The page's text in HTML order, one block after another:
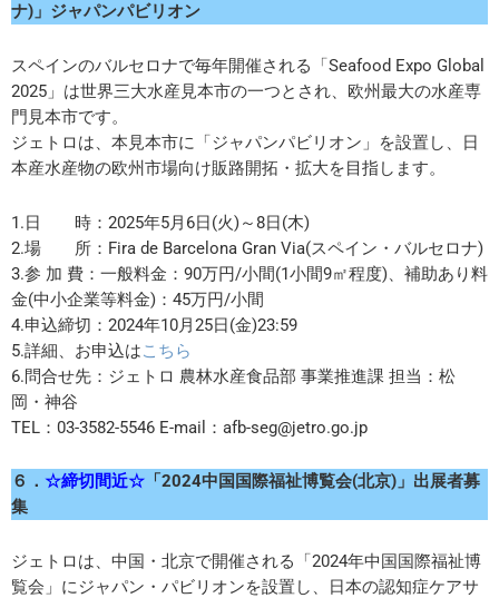
ナ)」ジャパンパビリオン
スペインのバルセロナで毎年開催される「Seafood Expo Global
2025」は世界三大水産見本市の一つとされ、欧州最大の水産専
門見本市です。
ジェトロは、本見本市に「ジャパンパビリオン」を設置し、日
本産水産物の欧州市場向け販路開拓・拡大を目指します。
1.日 時：2025年5月6日(火)～8日(木)
2.場 所：Fira de Barcelona Gran Via(スペイン・バルセロナ)
3.参 加 費：一般料金：90万円/小間(1小間9㎡程度)、補助あり料
金(中小企業等料金)：45万円/小間
4.申込締切：2024年10月25日(金)23:59
5.詳細、お申込はこちら
6.問合せ先：ジェトロ 農林水産食品部 事業推進課 担当：松
岡・神谷
TEL：03-3582-5546 E-mail：afb-seg@jetro.go.jp
６． ☆締切間近☆ 「2024中国国際福祉博覧会(北京)」出展者募
集
ジェトロは、中国・北京で開催される「2024年中国国際福祉博
覧会」にジャパン・パビリオンを設置し、日本の認知症ケアサ